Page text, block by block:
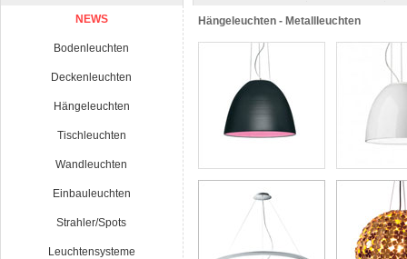
NEWS
Bodenleuchten
Deckenleuchten
Hängeleuchten
Tischleuchten
Wandleuchten
Einbauleuchten
Strahler/Spots
Leuchtensysteme
Hängeleuchten - Metallleuchten